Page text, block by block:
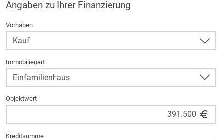
Angaben zu Ihrer Finanzierung
Vorhaben
Immobilienart
Objektwert
Kreditsumme